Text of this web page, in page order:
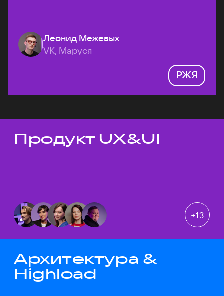
Леонид Межевых
VK, Маруся
РЖЯ
Темы докладов
Продукт UX&UI
+13
Архитектура &
Highload